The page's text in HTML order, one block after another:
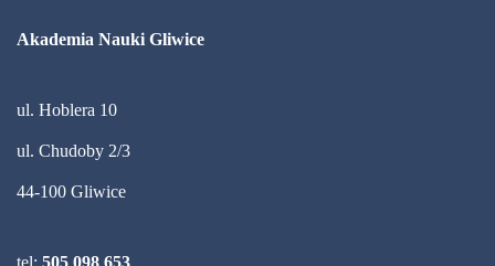
Akademia Nauki Gliwice
ul. Hoblera 10
ul. Chudoby 2/3
44-100 Gliwice
tel: 505 098 653